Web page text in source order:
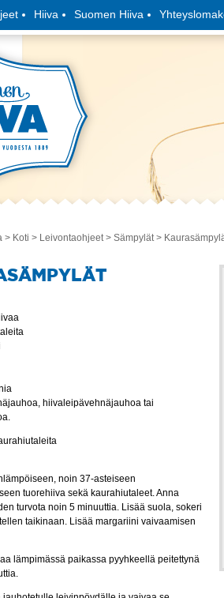
Hiiva Suomen Hiiva
> Koti > Leivontaohjeet> Sämpylät>
hiivaleipävehnäjauhoa tai
noin 37-asteiseen
tuorehiiva sekä kaurahiutaleet. Anna
turvota noin 5 minuuttia. Lisää suola, sokeri
taikinaan. Lisää margariini vaivaamisen
lämpimässä paikassa pyyhkeellä peitettynä